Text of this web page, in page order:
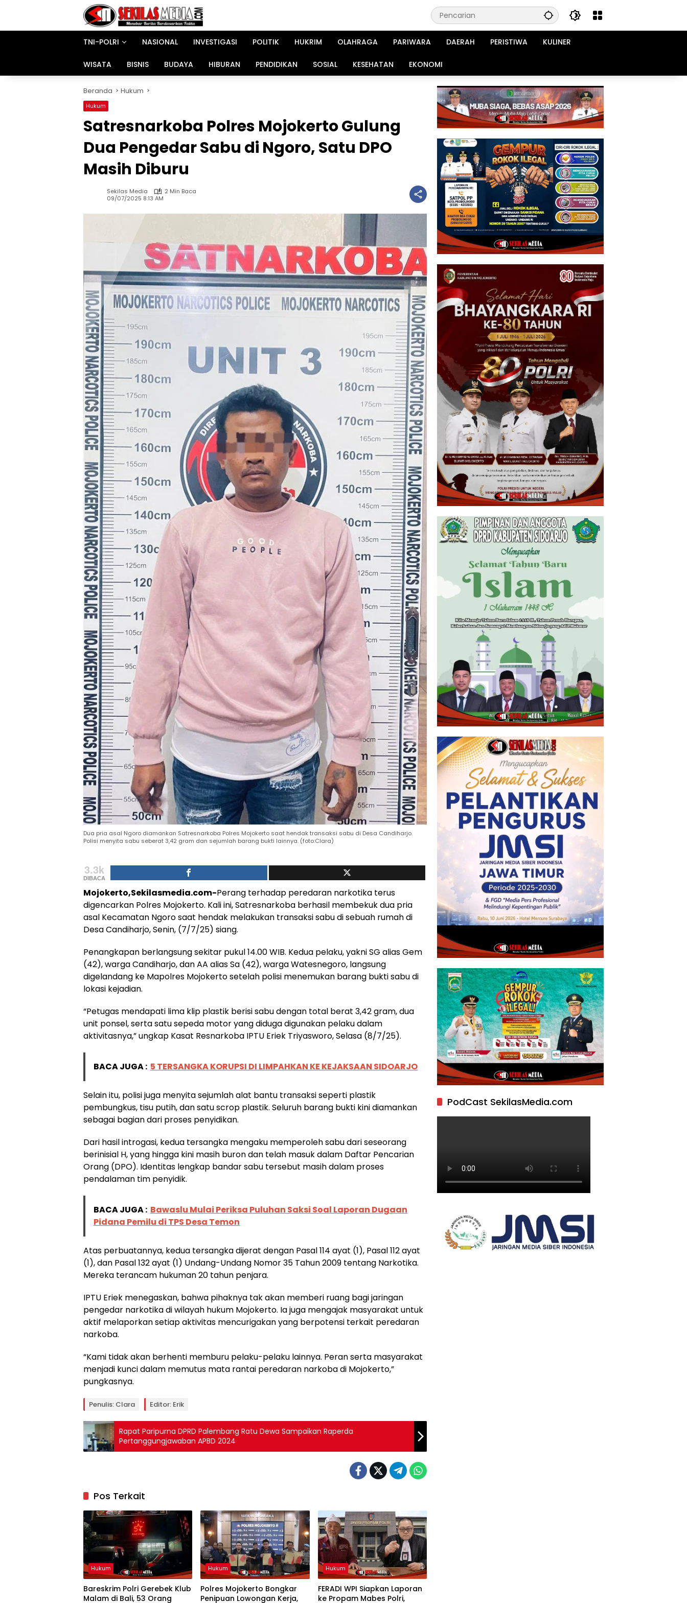
TNI-POLRI
NASIONAL INVESTIGASI POLITIK HUKRIM OLAHRAGA PARIWARA DAERAH PERISTIWA KULINER
WISATA BISNIS BUDAYA HIBURAN PENDIDIKAN SOSIAL KESEHATAN EKONOMI
Beranda Hukum
Hukum
Satresnarkoba Polres Mojokerto Gulung
Dua Pengedar Sabu di Ngoro, Satu DPO
Masih Diburu
Sekilas Media
2 Min Baca
09/07/2025 8:13 AM
Dua pria asal Ngoro diamankan Satresnarkoba Polres Mojokerto saat hendak transaksi sabu di Desa Candiharjo.
Polisi menyita sabu seberat 3,42 gram dan sejumlah barang bukti lainnya. (foto:Clara)
3.3k
DIBACA
Mojokerto,Sekilasmedia.com-Perang terhadap peredaran narkotika terus
digencarkan Polres Mojokerto. Kali ini, Satresnarkoba berhasil membekuk dua pria
asal Kecamatan Ngoro saat hendak melakukan transaksi sabu di sebuah rumah di
Desa Candiharjo, Senin, (7/7/25) siang.
Penangkapan berlangsung sekitar pukul 14.00 WIB. Kedua pelaku, yakni SG alias Gem
(42), warga Candiharjo, dan AA alias Sa (42), warga Watesnegoro, langsung
digelandang ke Mapolres Mojokerto setelah polisi menemukan barang bukti sabu di
lokasi kejadian.
“Petugas mendapati lima klip plastik berisi sabu dengan total berat 3,42 gram, dua
unit ponsel, serta satu sepeda motor yang diduga digunakan pelaku dalam
aktivitasnya,” ungkap Kasat Resnarkoba IPTU Eriek Triyasworo, Selasa (8/7/25).
BACA JUGA : 5 TERSANGKA KORUPSI DI LIMPAHKAN KE KEJAKSAAN SIDOARJO
Selain itu, polisi juga menyita sejumlah alat bantu transaksi seperti plastik
pembungkus, tisu putih, dan satu scrop plastik. Seluruh barang bukti kini diamankan
sebagai bagian dari proses penyidikan.
Dari hasil introgasi, kedua tersangka mengaku memperoleh sabu dari seseorang
berinisial H, yang hingga kini masih buron dan telah masuk dalam Daftar Pencarian
Orang (DPO). Identitas lengkap bandar sabu tersebut masih dalam proses
pendalaman tim penyidik.
BACA JUGA : Bawaslu Mulai Periksa Puluhan Saksi Soal Laporan Dugaan
Pidana Pemilu di TPS Desa Temon
Atas perbuatannya, kedua tersangka dijerat dengan Pasal 114 ayat (1), Pasal 112 ayat
(1), dan Pasal 132 ayat (1) Undang-Undang Nomor 35 Tahun 2009 tentang Narkotika.
Mereka terancam hukuman 20 tahun penjara.
IPTU Eriek menegaskan, bahwa pihaknya tak akan memberi ruang bagi jaringan
pengedar narkotika di wilayah hukum Mojokerto. Ia juga mengajak masyarakat untuk
aktif melaporkan setiap aktivitas mencurigakan yang berpotensi terkait peredaran
narkoba.
“Kami tidak akan berhenti memburu pelaku-pelaku lainnya. Peran serta masyarakat
menjadi kunci dalam memutus mata rantai peredaran narkoba di Mojokerto,”
pungkasnya.
Penulis: Clara Editor: Erik
Rapat Paripurna DPRD Palembang Ratu Dewa Sampaikan Raperda
Pertanggungjawaban APBD 2024
Pos Terkait
Hukum
Bareskrim Polri Gerebek Klub
Malam di Bali, 53 Orang
Hukum
Polres Mojokerto Bongkar
Penipuan Lowongan Kerja,
Hukum
FERADI WPI Siapkan Laporan
ke Propam Mabes Polri,
PodCast SekilasMedia.com